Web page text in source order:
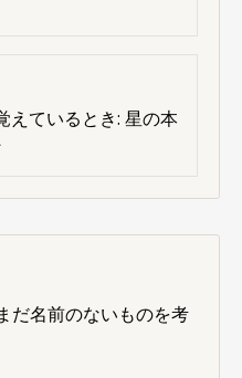
えているとき: 星の本
だ名前のないものを考